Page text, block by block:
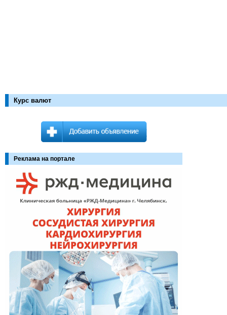
Курс валют
Реклама на портале